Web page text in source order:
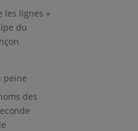
les lignes »
du
peine
des